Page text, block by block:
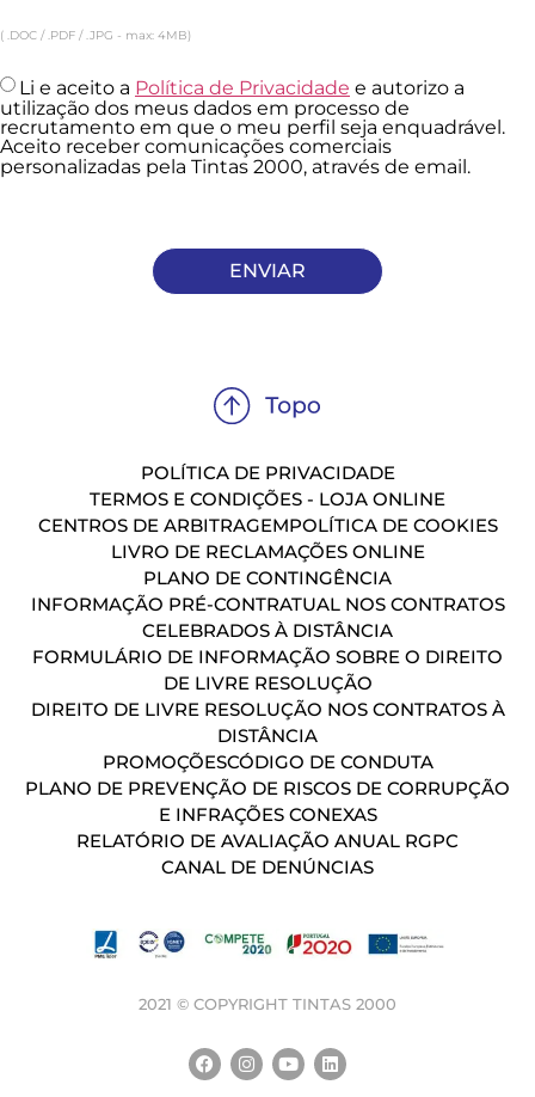
( .DOC / .PDF / .JPG - max: 4MB)
Li e aceito a Política de Privacidade e autorizo a
utilização dos meus dados em processo de
recrutamento em que o meu perfil seja enquadrável.
Aceito receber comunicações comerciais
personalizadas pela Tintas 2000, através de email.
ENVIAR
POLÍTICA DE PRIVACIDADE
TERMOS E CONDIÇÕES - LOJA ONLINE
CENTROS DE ARBITRAGEMPOLÍTICA DE COOKIES
LIVRO DE RECLAMAÇÕES ONLINE
PLANO DE CONTINGÊNCIA
INFORMAÇÃO PRÉ-CONTRATUAL NOS CONTRATOS
CELEBRADOS À DISTÂNCIA
FORMULÁRIO DE INFORMAÇÃO SOBRE O DIREITO
DE LIVRE RESOLUÇÃO
DIREITO DE LIVRE RESOLUÇÃO NOS CONTRATOS À
DISTÂNCIA
PROMOÇÕESCÓDIGO DE CONDUTA
PLANO DE PREVENÇÃO DE RISCOS DE CORRUPÇÃO
E INFRAÇÕES CONEXAS
RELATÓRIO DE AVALIAÇÃO ANUAL RGPC
CANAL DE DENÚNCIAS
2021 © COPYRIGHT TINTAS 2000